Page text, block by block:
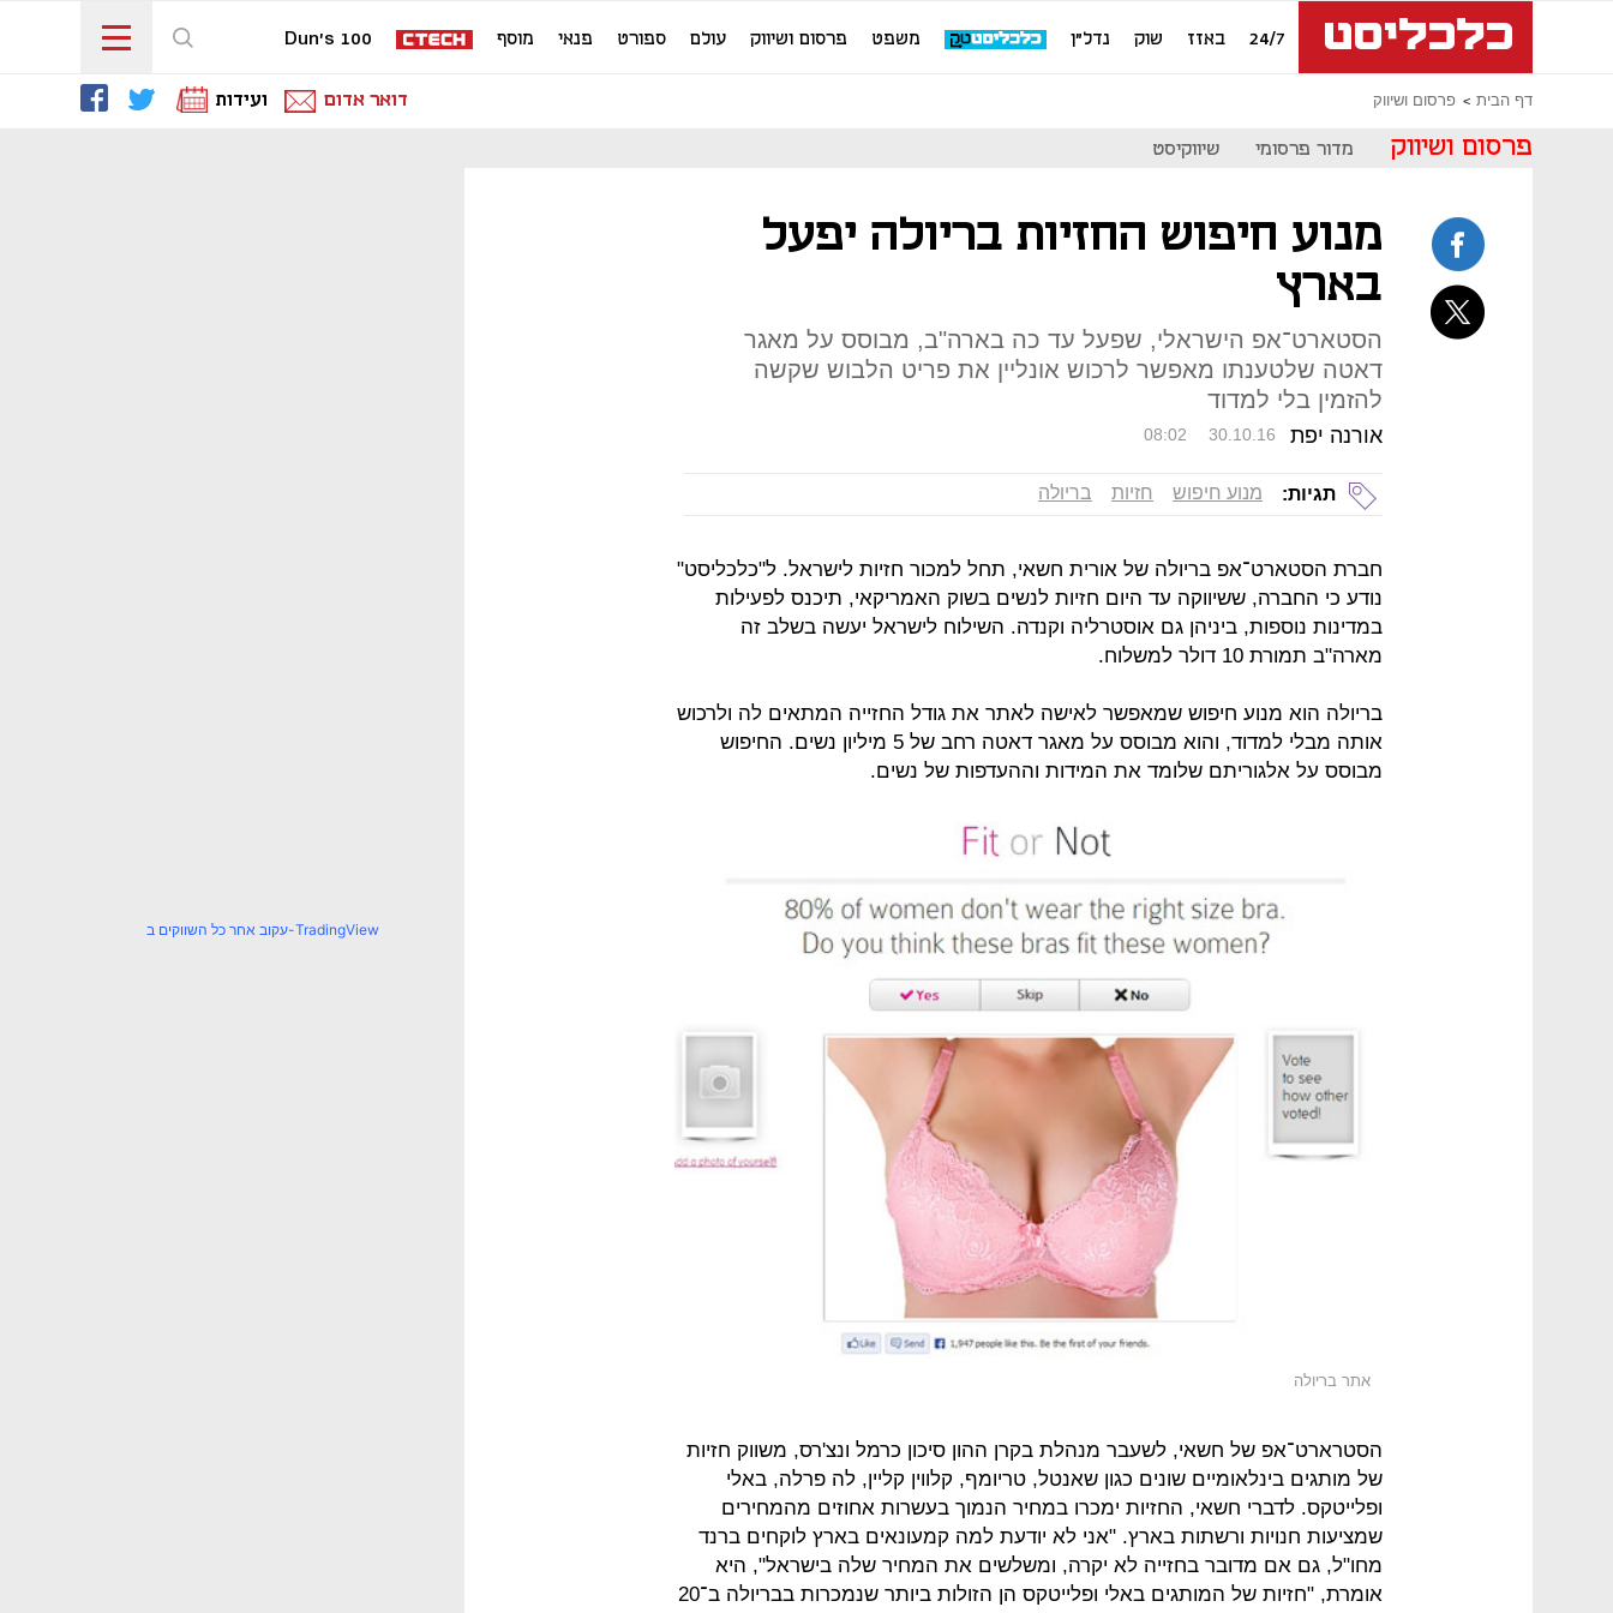
24/7 באזז שוק נדל"ן משפט פרסום ושיווק עולם ספורט פנאי מוסף Dun's 100
דף הבית פרסום ושיווק דואר אדום ועידות
פרסום ושיווק מדור פרסומי שיווקיסט
מנוע חיפוש החזיות בריולה יפעל
בארץ
הסטארט־אפ הישראלי, שפעל עד כה בארה"ב, מבוסס על מאגר
דאטה שלטענתו מאפשר לרכוש אונליין את פריט הלבוש שקשה
להזמין בלי למדוד
אורנה יפת 08:02 30.10.16
תגיות: מנוע חיפוש חזיות בריולה
חברת הסטארט־אפ בריולה של אורית חשאי, תחל למכור חזיות לישראל. ל"כלכליסט"
נודע כי החברה, ששיווקה עד היום חזיות לנשים בשוק האמריקאי, תיכנס לפעילות
במדינות נוספות, ביניהן גם אוסטרליה וקנדה. השילוח לישראל יעשה בשלב זה
מארה"ב תמורת 10 דולר למשלוח.
בריולה הוא מנוע חיפוש שמאפשר לאישה לאתר את גודל החזייה המתאים לה ולרכוש
אותה מבלי למדוד, והוא מבוסס על מאגר דאטה רחב של 5 מיליון נשים. החיפוש
מבוסס על אלגוריתם שלומד את המידות וההעדפות של נשים.
אתר בריולה
הסטרארט־אפ של חשאי, לשעבר מנהלת בקרן ההון סיכון כרמל ונצ'רס, משווק חזיות
של מותגים בינלאומיים שונים כגון שאנטל, טריומף, קלווין קליין, לה פרלה, באלי
ופלייטקס. לדברי חשאי, החזיות ימכרו במחיר הנמוך בעשרות אחוזים מהמחירים
שמציעות חנויות ורשתות בארץ. "אני לא יודעת למה קמעונאים בארץ לוקחים ברנד
מחו"ל, גם אם מדובר בחזייה לא יקרה, ומשלשים את המחיר שלה בישראל", היא
אומרת, "חזיות של המותגים באלי ופלייטקס הן הזולות ביותר שנמכרות בבריולה ב־20
עקוב אחר כל השווקים ב-TradingView